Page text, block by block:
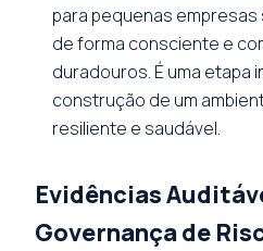
para pequenas
de forma consciente e
duradouros. É uma etapa
construção de um
resiliente e saudável.
Evidências
Governança de